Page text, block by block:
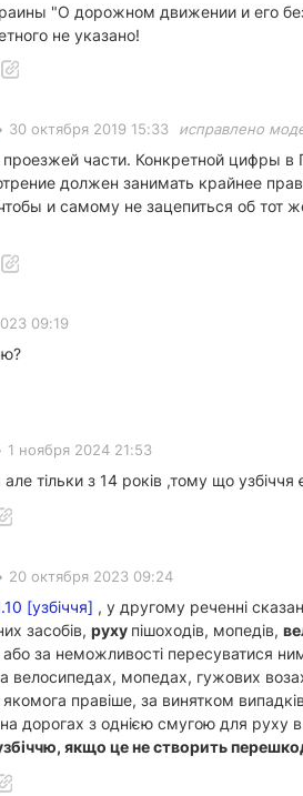
"О дорожном движении и его
не указано!
30 октября 2019 15:33 исправлено
части. Конкретной цифры
должен занимать крайнее
и самому не зацепиться об тот
09:19
1 ноября 2024 21:53
тільки з 14 років ,тому що
20 октября 2023 09:24
[узбіччя] , у другому реченні
засобів, руху пішоходів, мопедів,
за неможливості пересуватися
велосипедах, мопедах, гужових
правіше, за винятком
дорогах з однією смугою для руху
якщо це не створить